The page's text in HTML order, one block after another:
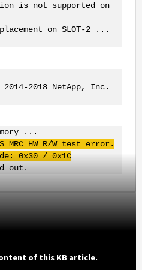
is not supported on
on SLOT-2 ...
2018 NetApp, Inc.
...
MRCHW R/W test error.
0x30/ 0x1C
out.
of this KB article.